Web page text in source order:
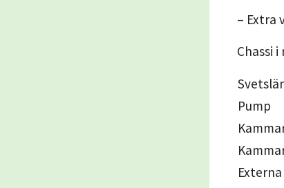
– Extra
Chassi
Pump